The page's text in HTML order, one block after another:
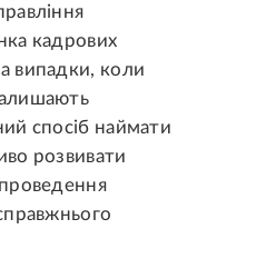
кадрових
випадки, коли
спосіб наймати
розвивати